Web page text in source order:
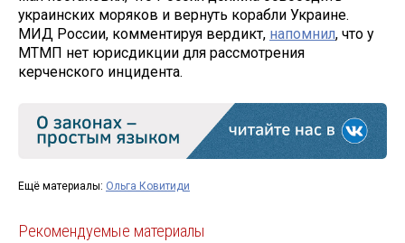
украинских моряков и вернуть корабли Украине.
МИД России, комментируя вердикт, напомнил, что у
МТМП нет юрисдикции для рассмотрения
керченского инцидента.
Ещё материалы: Ольга Ковитиди
Рекомендуемые материалы